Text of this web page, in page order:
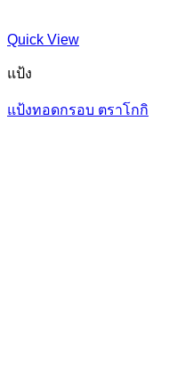
Quick View
แป้ง
แป้งทอดกรอบ ตราโกกิ